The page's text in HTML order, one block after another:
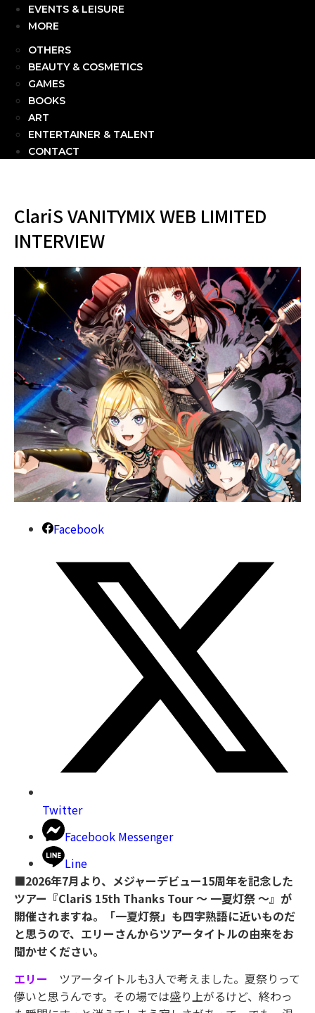
EVENTS & LEISURE
MORE
OTHERS
BEAUTY & COSMETICS
GAMES
BOOKS
ART
ENTERTAINER & TALENT
CONTACT
ClariS VANITYMIX WEB LIMITED
INTERVIEW
Facebook
Twitter
Facebook Messenger
Line
■2026年7月より、メジャーデビュー15周年を記念した
ツアー『ClariS 15th Thanks Tour 〜 一夏灯祭 〜』が
開催されますね。「一夏灯祭」も四字熟語に近いものだ
と思うので、エリーさんからツアータイトルの由来をお
聞かせください。
エリー ツアータイトルも3人で考えました。夏祭りって
儚いと思うんです。その場では盛り上がるけど、終わっ